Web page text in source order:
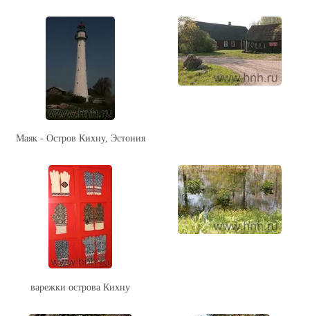
Маяк - Остров Кихну, Эстония
варежки острова Кихну